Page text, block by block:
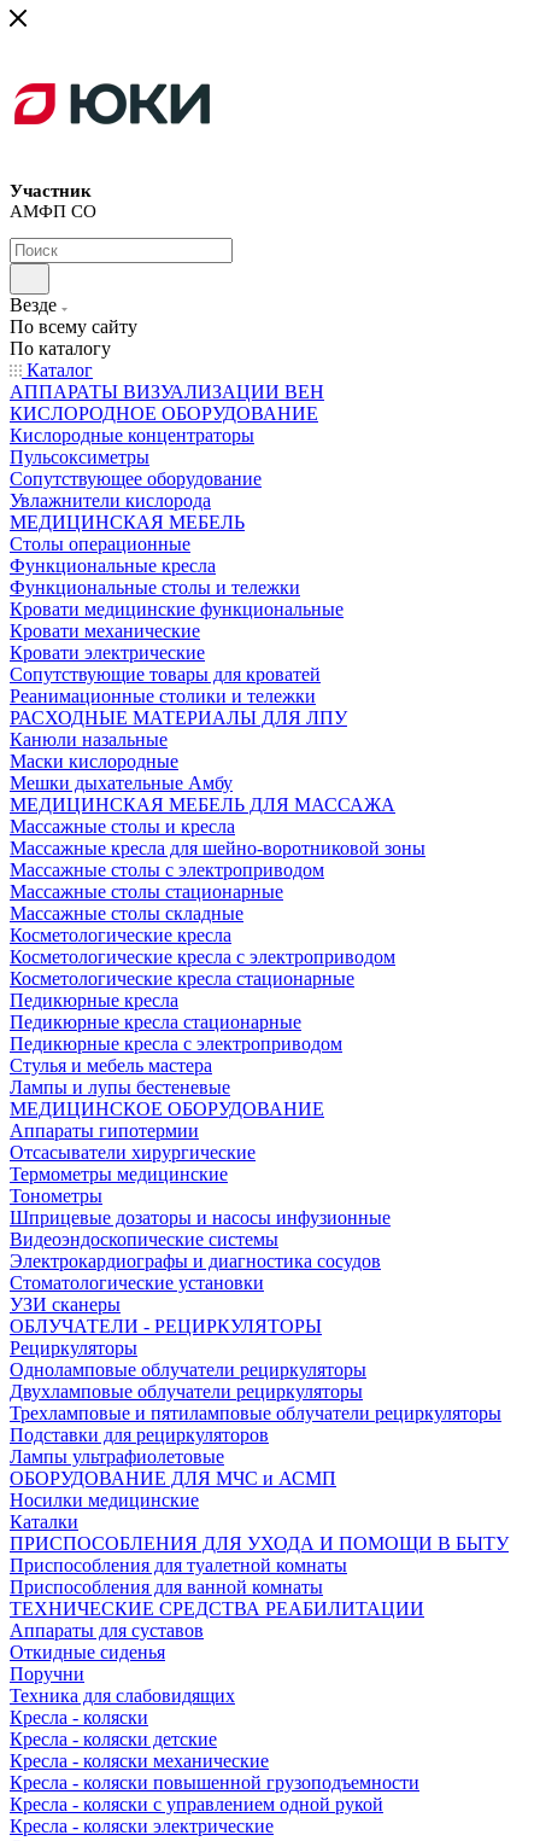
Участник
АМФП СО
Везде
По всему сайту
По каталогу
Каталог
АППАРАТЫ ВИЗУАЛИЗАЦИИ ВЕН
КИСЛОРОДНОЕ ОБОРУДОВАНИЕ
Кислородные концентраторы
Пульсоксиметры
Сопутствующее оборудование
Увлажнители кислорода
МЕДИЦИНСКАЯ МЕБЕЛЬ
Столы операционные
Функциональные кресла
Функциональные столы и тележки
Кровати медицинские функциональные
Кровати механические
Кровати электрические
Сопутствующие товары для кроватей
Реанимационные столики и тележки
РАСХОДНЫЕ МАТЕРИАЛЫ ДЛЯ ЛПУ
Канюли назальные
Маски кислородные
Мешки дыхательные Амбу
МЕДИЦИНСКАЯ МЕБЕЛЬ ДЛЯ МАССАЖА
Массажные столы и кресла
Массажные кресла для шейно-воротниковой зоны
Массажные столы с электроприводом
Массажные столы стационарные
Массажные столы складные
Косметологические кресла
Косметологические кресла с электроприводом
Косметологические кресла стационарные
Педикюрные кресла
Педикюрные кресла стационарные
Педикюрные кресла с электроприводом
Стулья и мебель мастера
Лампы и лупы бестеневые
МЕДИЦИНСКОЕ ОБОРУДОВАНИЕ
Аппараты гипотермии
Отсасыватели хирургические
Термометры медицинские
Тонометры
Шприцевые дозаторы и насосы инфузионные
Видеоэндоскопические системы
Электрокардиографы и диагностика сосудов
Стоматологические установки
УЗИ сканеры
ОБЛУЧАТЕЛИ - РЕЦИРКУЛЯТОРЫ
Рециркуляторы
Одноламповые облучатели рециркуляторы
Двухламповые облучатели рециркуляторы
Трехламповые и пятиламповые облучатели рециркуляторы
Подставки для рециркуляторов
Лампы ультрафиолетовые
ОБОРУДОВАНИЕ ДЛЯ МЧС и АСМП
Носилки медицинские
Каталки
ПРИСПОСОБЛЕНИЯ ДЛЯ УХОДА И ПОМОЩИ В БЫТУ
Приспособления для туалетной комнаты
Приспособления для ванной комнаты
ТЕХНИЧЕСКИЕ СРЕДСТВА РЕАБИЛИТАЦИИ
Аппараты для суставов
Откидные сиденья
Поручни
Техника для слабовидящих
Кресла - коляски
Кресла - коляски детские
Кресла - коляски механические
Кресла - коляски повышенной грузоподъемности
Кресла - коляски с управлением одной рукой
Кресла - коляски электрические